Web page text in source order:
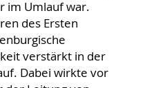
im Umlauf war.
des Ersten
verstärkt in der
Dabei wirkte vor